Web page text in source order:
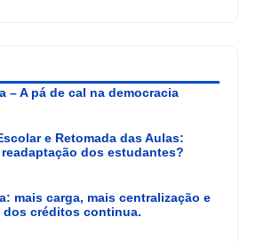
– A pá de cal na democracia
e Retomada das Aulas:
dos estudantes?
mais carga, mais centralização e
dos créditos continua.